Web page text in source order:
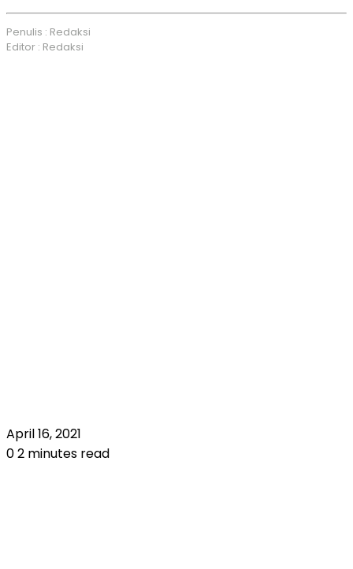
Penulis : Redaksi
Editor : Redaksi
April 16, 2021
02 minutes read